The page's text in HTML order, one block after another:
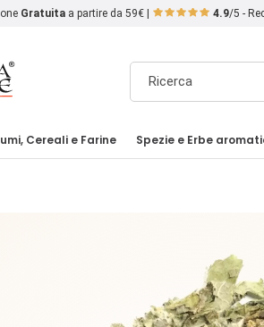
Gratuita a partire da 59€ | 4.9/5 -
Cereali e Farine Spezie e Erbe